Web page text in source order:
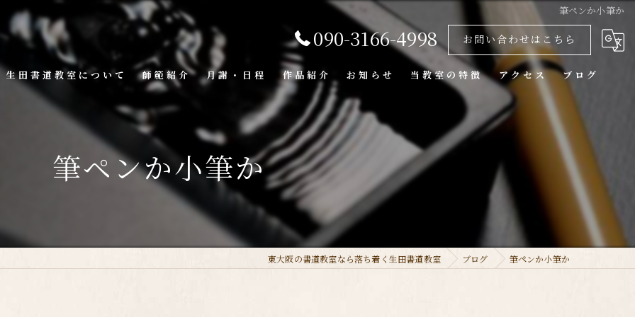
筆ペンか小筆か
090-3166-4998 お問い合わせはこちら
生田書道教室について 師範紹介 月謝・日程 作品紹介 お知らせ 当教室の特徴
子供
硬筆
アクセス
中鴻池教室(佳友会)
ブログ
筆ペンか小筆か
東大阪の書道教室なら落ち着く生田書道教室 ブログ 筆ペンか小筆か